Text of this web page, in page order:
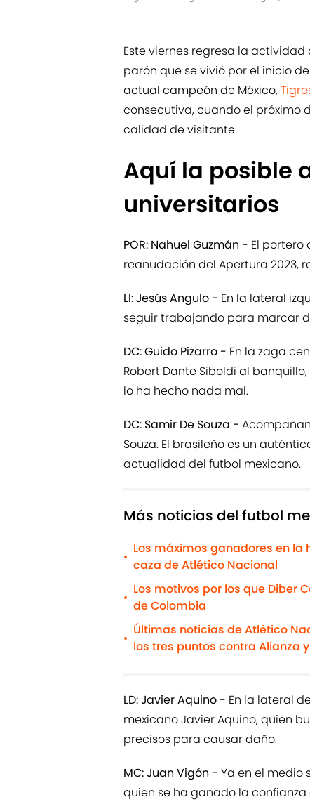
Este viernes regresa la
parón que se vivió por el inicio
actual campeón de México,
consecutiva, cuando el próximo
calidad de visitante.
Aquí la posible
universitarios
POR: Nahuel Guzmán - El portero
reanudación del Apertura 2023,
LI: Jesús Angulo - En la lateral
seguir trabajando para marcar
DC: Guido Pizarro - En la zaga
Robert Dante Siboldi al
lo ha hecho nada mal.
DC: Samir De Souza -
Souza. El brasileño es un
actualidad del futbol mexicano.
Más noticias del futbol
•
Los máximos ganadores en
caza de Atlético Nacional
•
Los motivos por los que Diber
de Colombia
•
Últimas noticias de Atlético
los tres puntos contra Alianza
LD: Javier Aquino - En la lateral
mexicano Javier Aquino, quien
precisos para causar daño.
MC: Juan Vigón - Ya en el medio
quien se ha ganado la